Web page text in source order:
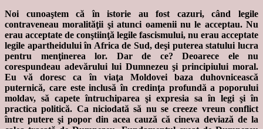
Noi cunoaştem că în istorie au fost cazuri, când legile
contraveneau moralităţii şi atunci oamenii nu le acceptau. Nu
erau acceptate de conştiinţă legile fascismului, nu erau acceptate
legile apartheidului în Africa de Sud, deşi puterea statului lucra
pentru menţinerea lor. Dar de ce? Deoarece ele nu
corespundeau adevărului lui Dumnezeu şi principiului moral.
Eu vă doresc ca în viaţa Moldovei baza duhovnicească
puternică, care este inclusă în credinţa profundă a poporului
moldav, să capete întruchiparea şi expresia sa în legi şi în
practica politică. Ca niciodată să nu se creeze vreun conflict
între putere şi popor din acea cauză că cineva deviază de la